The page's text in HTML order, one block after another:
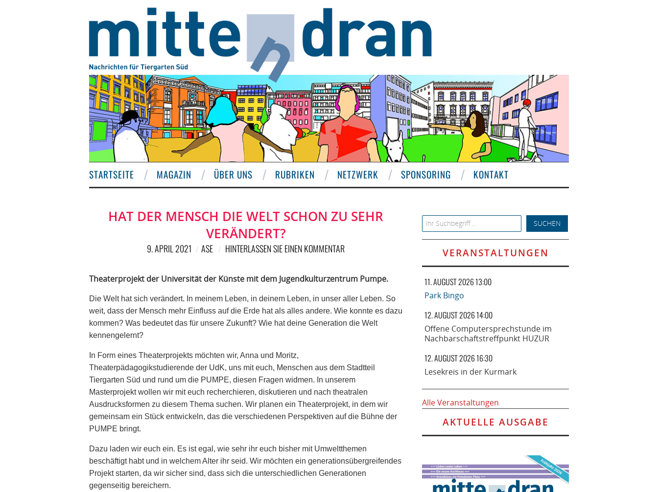
STARTSEITE MAGAZIN ÜBER UNS RUBRIKEN NETZWERK SPONSORING KONTAKT
HAT DER MENSCH DIE WELT SCHON ZU SEHR
VERÄNDERT?
9. APRIL 2021 ASE HINTERLASSEN SIE EINEN KOMMENTAR
Theaterprojekt der Universität der Künste mit dem Jugendkulturzentrum Pumpe.
Die Welt hat sich verändert. In meinem Leben, in deinem Leben, in unser aller Leben. So
weit, dass der Mensch mehr Einfluss auf die Erde hat als alles andere. Wie konnte es dazu
kommen? Was bedeutet das für unsere Zukunft? Wie hat deine Generation die Welt
kennengelernt?
In Form eines Theaterprojekts möchten wir, Anna und Moritz,
Theaterpädagogikstudierende der UdK, uns mit euch, Menschen aus dem Stadtteil
Tiergarten Süd und rund um die PUMPE, diesen Fragen widmen. In unserem
Masterprojekt wollen wir mit euch recherchieren, diskutieren und nach theatralen
Ausdrucksformen zu diesem Thema suchen. Wir planen ein Theaterprojekt, in dem wir
gemeinsam ein Stück entwickeln, das die verschiedenen Perspektiven auf die Bühne der
PUMPE bringt.
Dazu laden wir euch ein. Es ist egal, wie sehr ihr euch bisher mit Umweltthemen
beschäftigt habt und in welchem Alter ihr seid. Wir möchten ein generationsübergreifendes
Projekt starten, da wir sicher sind, dass sich die unterschiedlichen Generationen
gegenseitig bereichern.
Search for:
VERANSTALTUNGEN
11. AUGUST 2026 13:00
Park Bingo
12. AUGUST 2026 14:00
Offene Computersprechstunde im
Nachbarschaftstreffpunkt HUZUR
12. AUGUST 2026 16:30
Lesekreis in der Kurmark
Alle Veranstaltungen
AKTUELLE AUSGABE